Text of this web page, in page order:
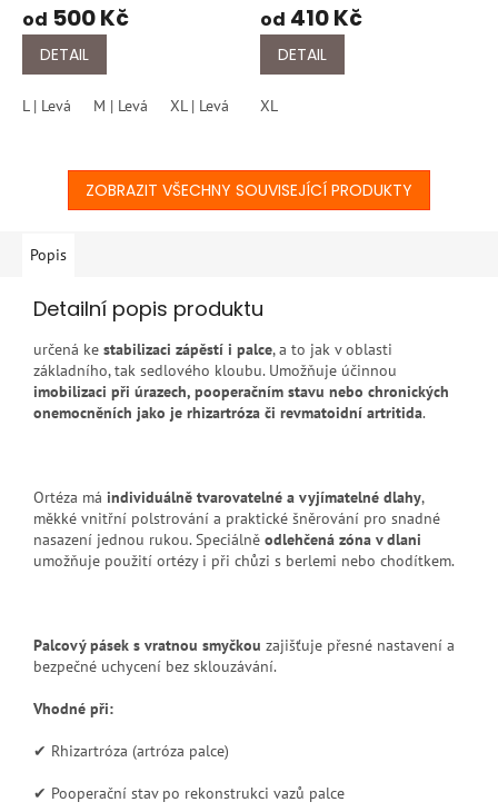
od 500 Kč
DETAIL
L | Levá M | Levá XL | Levá S | Pravá
od 410 Kč
DETAIL
XL
ZOBRAZIT VŠECHNY SOUVISEJÍCÍ PRODUKTY
Popis
Detailní popis produktu
určená ke stabilizaci zápěstí i palce, a to jak v oblasti
základního, tak sedlového kloubu. Umožňuje účinnou
imobilizaci při úrazech, pooperačním stavu nebo chronických
onemocněních jako je rhizartróza či revmatoidní artritida.
Ortéza má individuálně tvarovatelné a vyjímatelné dlahy,
měkké vnitřní polstrování a praktické šněrování pro snadné
nasazení jednou rukou. Speciálně odlehčená zóna v dlani
umožňuje použití ortézy i při chůzi s berlemi nebo chodítkem.
Palcový pásek s vratnou smyčkou zajišťuje přesné nastavení a
bezpečné uchycení bez sklouzávání.
Vhodné při:
✔ Rhizartróza (artróza palce)
✔ Pooperační stav po rekonstrukci vazů palce